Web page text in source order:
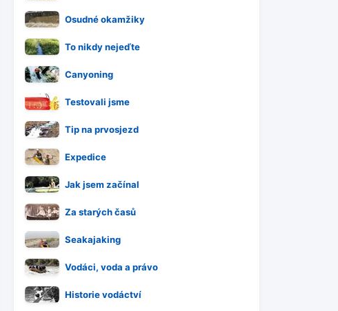
Osudné okamžiky
To nikdy nejeďte
Canyoning
Testovali jsme
Tip na prvosjezd
Expedice
Jak jsem začínal
Za starých časů
Seakajaking
Vodáci, voda a právo
Historie vodáctví